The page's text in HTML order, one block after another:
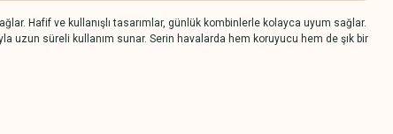
Hafif ve kullanışlı tasarımlar, günlük kombinlerle kolayca uyum sağlar.
uzun süreli kullanım sunar. Serin havalarda hem koruyucu hem de şık bir